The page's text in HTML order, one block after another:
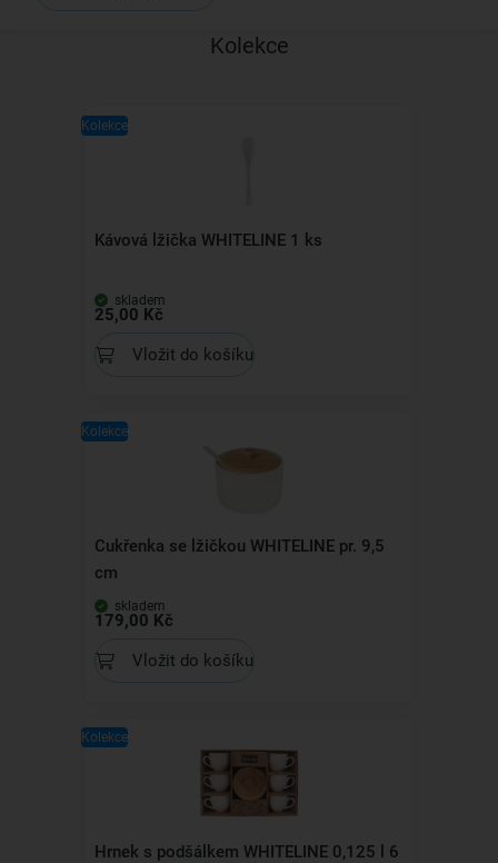
Kolekce
Kolekce
Kávová lžička WHITELINE 1 ks
skladem
25,00 Kč
Vložit do košíku
Kolekce
Cukřenka se lžičkou WHITELINE pr. 9,5
cm
skladem
179,00 Kč
Vložit do košíku
Kolekce
Hrnek s podšálkem WHITELINE 0,125 l 6